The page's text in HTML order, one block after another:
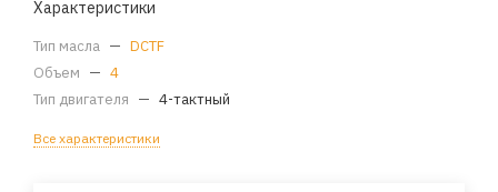
Характеристики
Тип масла — DCTF
Объем — 4
Тип двигателя — 4-тактный
Все характеристики